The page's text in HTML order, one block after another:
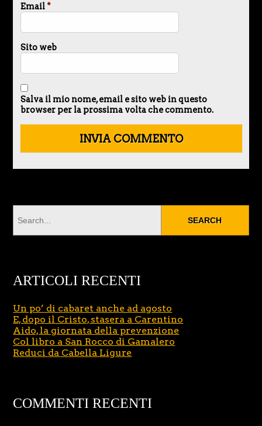
Email*
Sito web
Salva il mio nome, email e sito web in questo
browser per la prossima volta che commento.
ARTICOLI RECENTI
Un po’ di cabaret anche ad agosto
E, dopo il Cristo, stasera a Carentino
Aido, la giornata della prevenzione
Col libro a San Rocco di Gamalero
Reduci da Cabella Ligure
COMMENTI RECENTI